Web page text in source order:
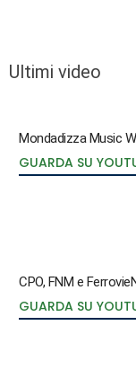
Ultimi video
Mondadizza Music
GUARDA SU
CPO, FNM e
GUARDA SU